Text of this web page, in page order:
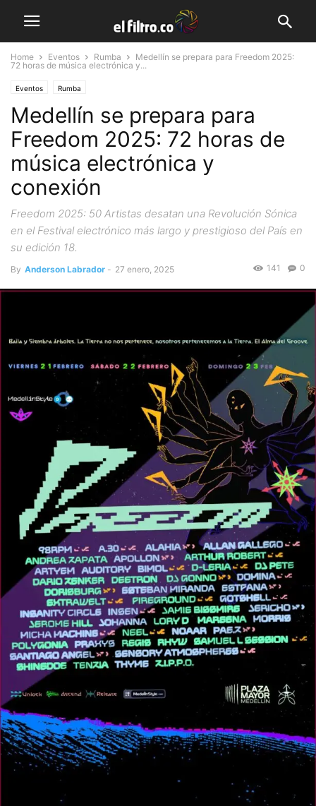
Home Eventos Rumba
Medellín se prepara para Freedom 2025:
72 horas de música electrónica y...
Eventos Rumba
Medellín se prepara para
Freedom 2025: 72 horas de
música electrónica y
conexión
Freedom 2025: 50 Artistas desatan una Revolución Sónica
en el Festival electrónico más largo y prestigioso del País en
su edición 18.
By Anderson Labrador - 27 enero, 2025 0
141